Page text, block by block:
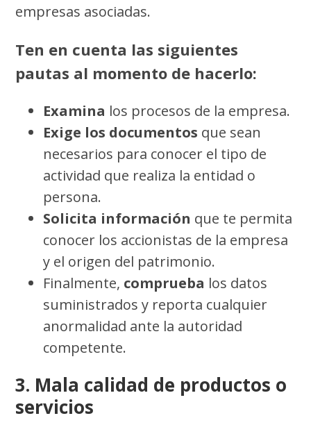
empresas asociadas.
Ten en cuenta las siguientes
pautas al momento de hacerlo:
Examina los procesos de la empresa.
Exige los documentos que sean
necesarios para conocer el tipo de
actividad que realiza la entidad o
persona.
Solicita información que te permita
conocer los accionistas de la empresa
y el origen del patrimonio.
Finalmente, comprueba los datos
suministrados y reporta cualquier
anormalidad ante la autoridad
competente.
3. Mala calidad de productos o
servicios